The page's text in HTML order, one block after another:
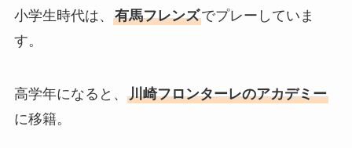
小学生時代は、 有馬フレンズでプレーしていま
す。
高学年になると、 川崎フロンターレのアカデミー
に移籍。